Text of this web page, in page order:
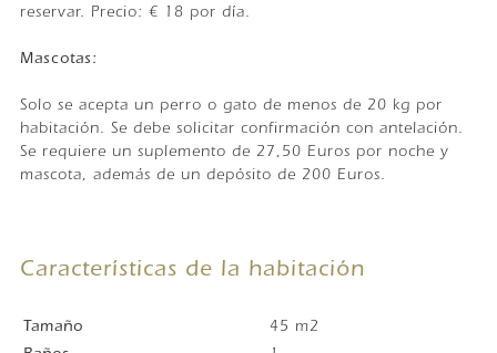
reservar. Precio: € 18 por día.
Mascotas:
Solo se acepta un perro o gato de menos de 20 kg por
habitación. Se debe solicitar confirmación con antelación.
Se requiere un suplemento de 27,50 Euros por noche y
mascota, además de un depósito de 200 Euros.
Características de la habitación
Tamaño
45 m2